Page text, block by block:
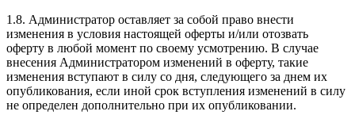
1.8. Администратор оставляет за собой право внести
изменения в условия настоящей оферты и/или отозвать
оферту в любой момент по своему усмотрению. В случае
внесения Администратором изменений в оферту, такие
изменения вступают в силу со дня, следующего за днем их
опубликования, если иной срок вступления изменений в силу
не определен дополнительно при их опубликовании.